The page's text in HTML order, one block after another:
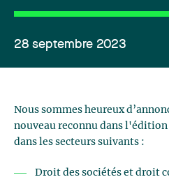
28 septembre 2023
Nous sommes heureux
nouveau reconnu dans l'édition
dans les secteurs suivants :
Droit des sociétés et droit